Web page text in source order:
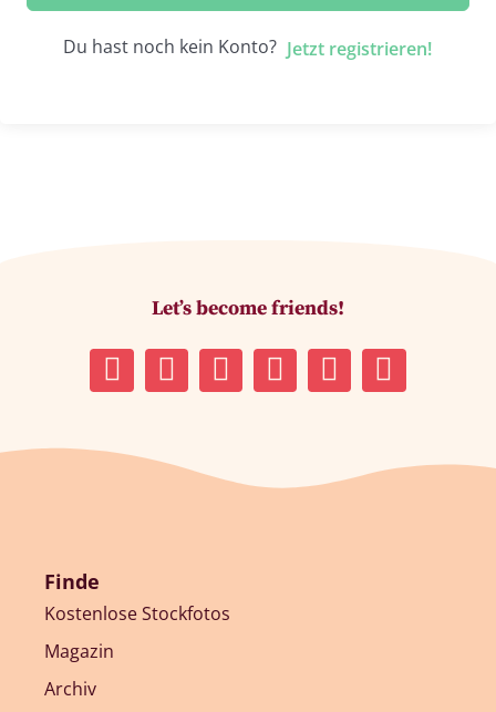
Du hast noch kein Konto? Jetzt registrieren!
Let’s become friends!
Finde
Kostenlose Stockfotos
Magazin
Archiv